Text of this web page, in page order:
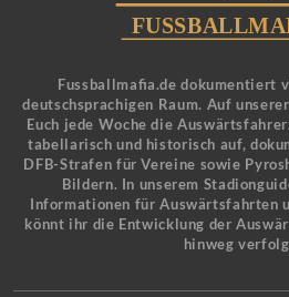
Fussballmafia.de dokumentiert
deutschsprachigen Raum. Auf
Euch jede Woche die
tabellarisch und historisch auf,
DFB-Strafen für Vereine sowie
Bildern. In unserem
Informationen für Auswärtsfahrten
könnt ihr die Entwicklung der
hinweg